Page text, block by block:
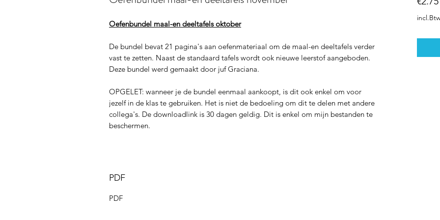
Oefenbundel maal-en deeltafels oktober
De bundel bevat 21 pagina's aan oefenmateriaal om de maal-en deeltafels verder
vast te zetten. Naast de standaard tafels wordt ook nieuwe leerstof aangeboden.
Deze bundel werd gemaakt door juf Graciana.
OPGELET: wanneer je de bundel eenmaal aankoopt, is dit ook enkel om voor
jezelf in de klas te gebruiken. Het is niet de bedoeling om dit te delen met andere
collega's. De downloadlink is 30 dagen geldig. Dit is enkel om mijn bestanden te
beschermen.
PDF
PDF